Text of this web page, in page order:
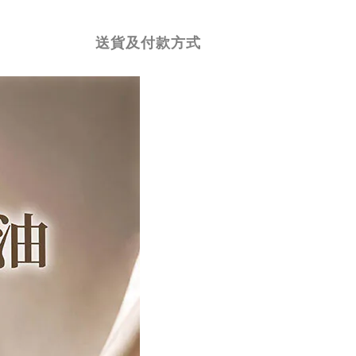
送貨及付款方式